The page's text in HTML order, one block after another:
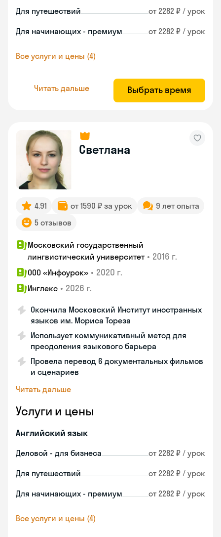
Для путешествий от 2282 ₽ / урок
Для начинающих - премиум от 2282 ₽ / урок
Все услуги и цены (4)
Читать дальше Выбрать время
Светлана
4.91 от 1590 ₽ за урок
9 лет опыта
5 отзывов
Московский государственный
лингвистический университет • 2016 г.
ООО «Инфоурок» • 2020 г.
Инглекс • 2026 г.
Окончила Московский Институт иностранных
языков им. Мориса Тореза
Использует коммуникативный метод для
преодоления языкового барьера
Провела перевод 6 документальных фильмов
и сценариев
Читать дальше
Услуги и цены
Английский язык
Деловой - для бизнеса от 2282 ₽ / урок
Для путешествий от 2282 ₽ / урок
Для начинающих - премиум от 2282 ₽ / урок
Все услуги и цены (4)